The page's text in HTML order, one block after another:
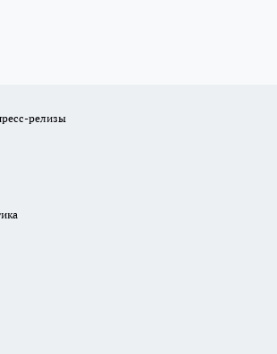
релизы